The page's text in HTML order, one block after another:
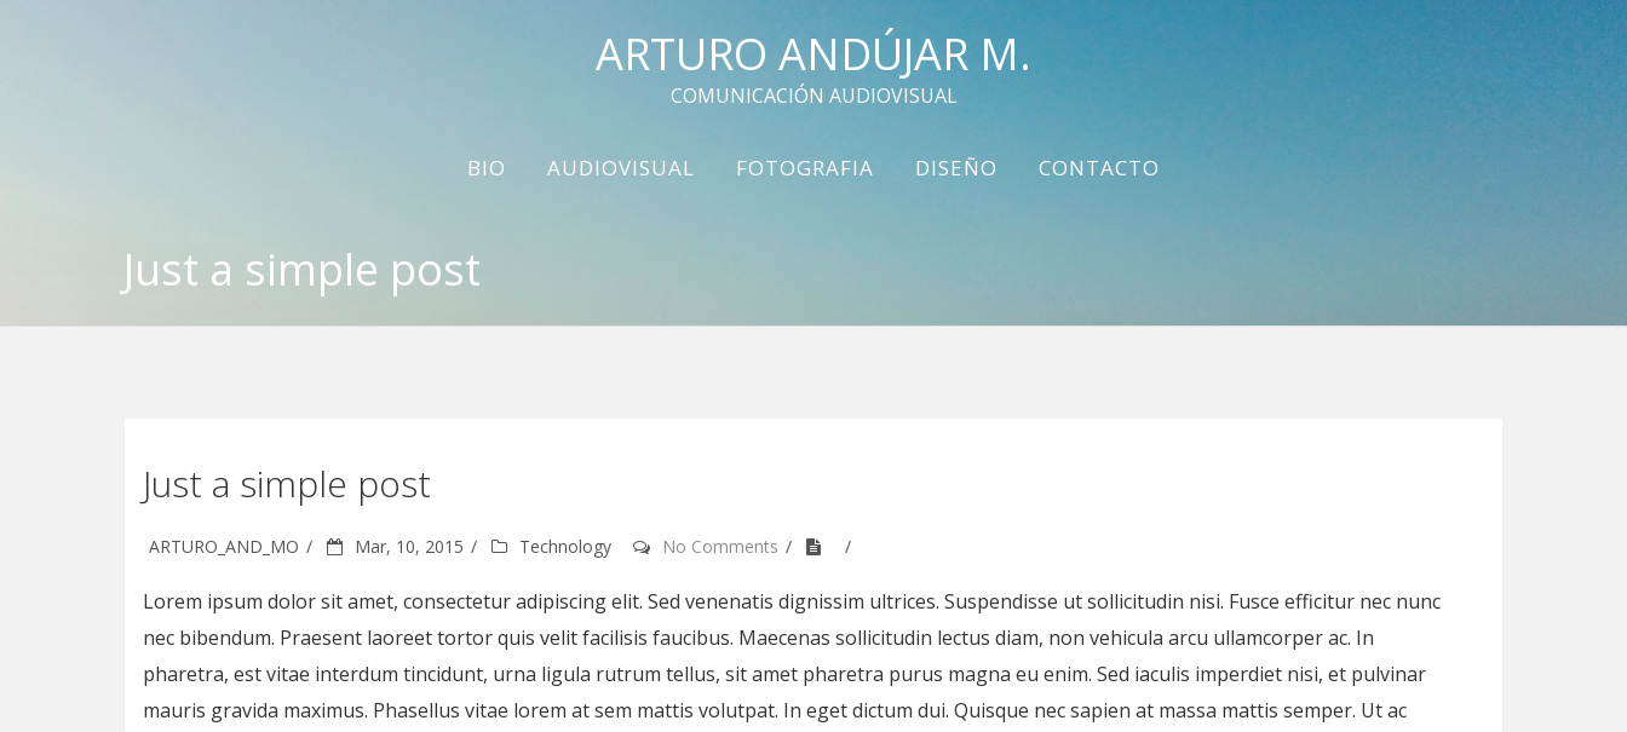
ARTURO ANDÚJAR M.
COMUNICACIÓN AUDIOVISUAL
BIO AUDIOVISUAL FOTOGRAFIA DISEÑO CONTACTO
Just a simple post
Just a simple post
ARTURO_AND_MO Mar, 10, 2015 Technology No Comments
Lorem ipsum dolor sit amet, consectetur adipiscing elit. Sed venenatis dignissim ultrices. Suspendisse ut sollicitudin nisi. Fusce efficitur nec nunc
nec bibendum. Praesent laoreet tortor quis velit facilisis faucibus. Maecenas sollicitudin lectus diam, non vehicula arcu ullamcorper ac. In
pharetra, est vitae interdum tincidunt, urna ligula rutrum tellus, sit amet pharetra purus magna eu enim. Sed iaculis imperdiet nisi, et pulvinar
mauris gravida maximus. Phasellus vitae lorem at sem mattis volutpat. In eget dictum dui. Quisque nec sapien at massa mattis semper. Ut ac